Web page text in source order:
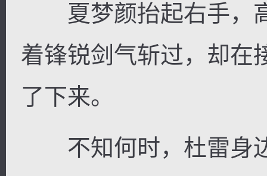
夏梦颜抬起右手，
着锋锐剑气斩过，却在
了下来。
不知何时，杜雷身